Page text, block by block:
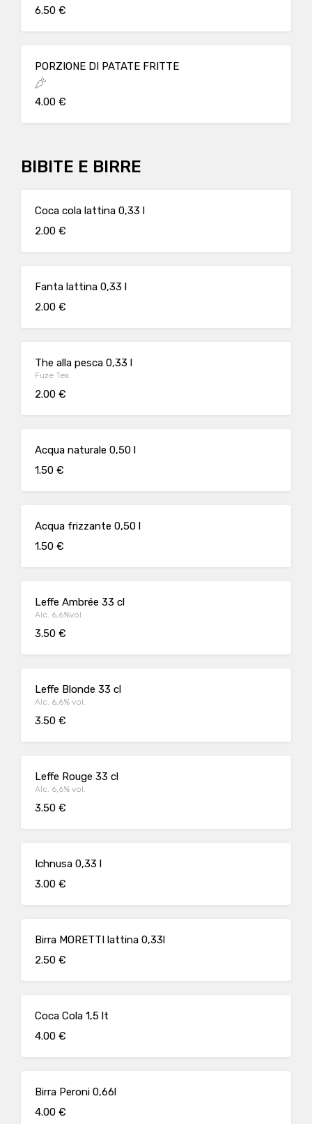
6.50 €
PORZIONE DI PATATE FRITTE
4.00 €
BIBITE E BIRRE
Coca cola lattina 0,33 l
2.00 €
Fanta lattina 0,33 l
2.00 €
The alla pesca 0,33 l
Fuze Tea
2.00 €
Acqua naturale 0,50 l
1.50 €
Acqua frizzante 0,50 l
1.50 €
Leffe Ambrée 33 cl
Alc. 6,6%vol
3.50 €
Leffe Blonde 33 cl
Alc. 6,6% vol.
3.50 €
Leffe Rouge 33 cl
Alc. 6,6% vol.
3.50 €
Ichnusa 0,33 l
3.00 €
Birra MORETTI lattina 0,33l
2.50 €
Coca Cola 1,5 lt
4.00 €
Birra Peroni 0,66l
4.00 €